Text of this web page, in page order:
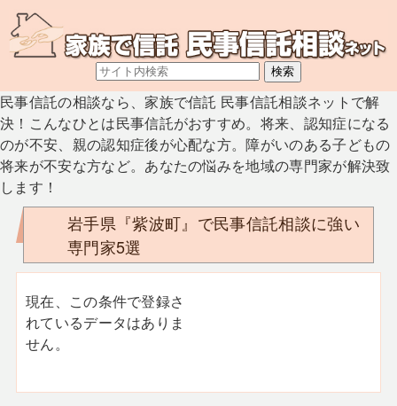
民事信託の相談なら、家族で信託 民事信託相談ネットで解
決！こんなひとは民事信託がおすすめ。将来、認知症になる
のが不安、親の認知症後が心配な方。障がいのある子どもの
将来が不安な方など。あなたの悩みを地域の専門家が解決致
します！
岩手県『紫波町』で民事信託相談に強い
専門家5選
現在、この条件で登録さ
れているデータはありま
せん。